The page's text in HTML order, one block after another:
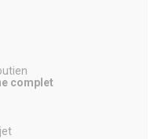
complet